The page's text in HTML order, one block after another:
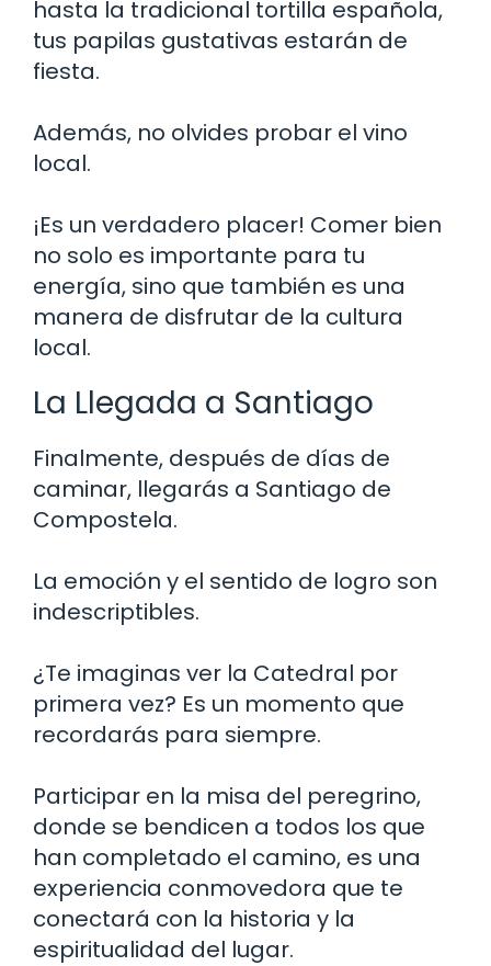
hasta la tradicional tortilla española,
tus papilas gustativas estarán de
fiesta.
Además, no olvides probar el vino
local.
¡Es un verdadero placer! Comer bien
no solo es importante para tu
energía, sino que también es una
manera de disfrutar de la cultura
local.
La Llegada a Santiago
Finalmente, después de días de
caminar, llegarás a Santiago de
Compostela.
La emoción y el sentido de logro son
indescriptibles.
¿Te imaginas ver la Catedral por
primera vez? Es un momento que
recordarás para siempre.
Participar en la misa del peregrino,
donde se bendicen a todos los que
han completado el camino, es una
experiencia conmovedora que te
conectará con la historia y la
espiritualidad del lugar.